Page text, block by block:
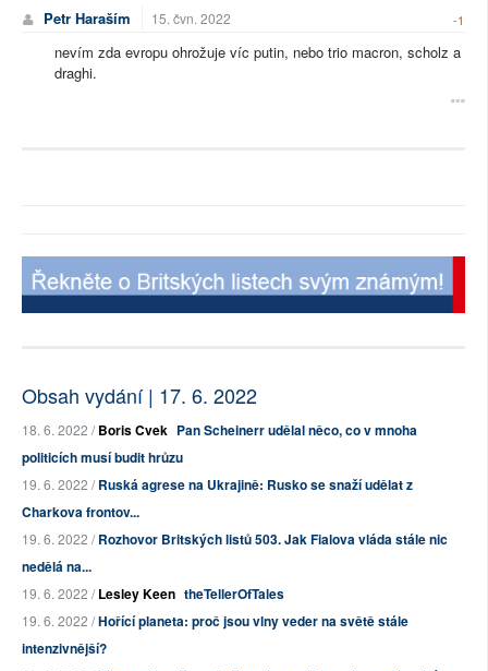
Petr Haraším 15. čvn. 2022 -1
nevím zda evropu ohrožuje víc putin, nebo trio macron, scholz a
draghi.
Obsah vydání | 17. 6. 2022
18. 6. 2022 /Boris Cvek Pan Scheinerr udělal něco, co v mnoha
politicích musí budit hrůzu
19. 6. 2022 /Ruská agrese na Ukrajině: Rusko se snaží udělat z
Charkova frontov...
19. 6. 2022 /Rozhovor Britských listů 503. Jak Fialova vláda stále nic
nedělá na...
19. 6. 2022 /Lesley Keen theTellerOfTales
19. 6. 2022 /Hořící planeta: proč jsou vlny veder na světě stále
intenzivnější?